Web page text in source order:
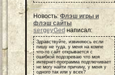
Новость:Флэш игры и
флэш сайты
sergeyGed написал:
Здравствуйте, извиняюсь если
пишу не туда, у меня на компе
что-то сайт открывается с
ошибкой подозреваю что моя
интернет-программа подглючивает
не могу найти причину, у меня у
одного так или у всех?